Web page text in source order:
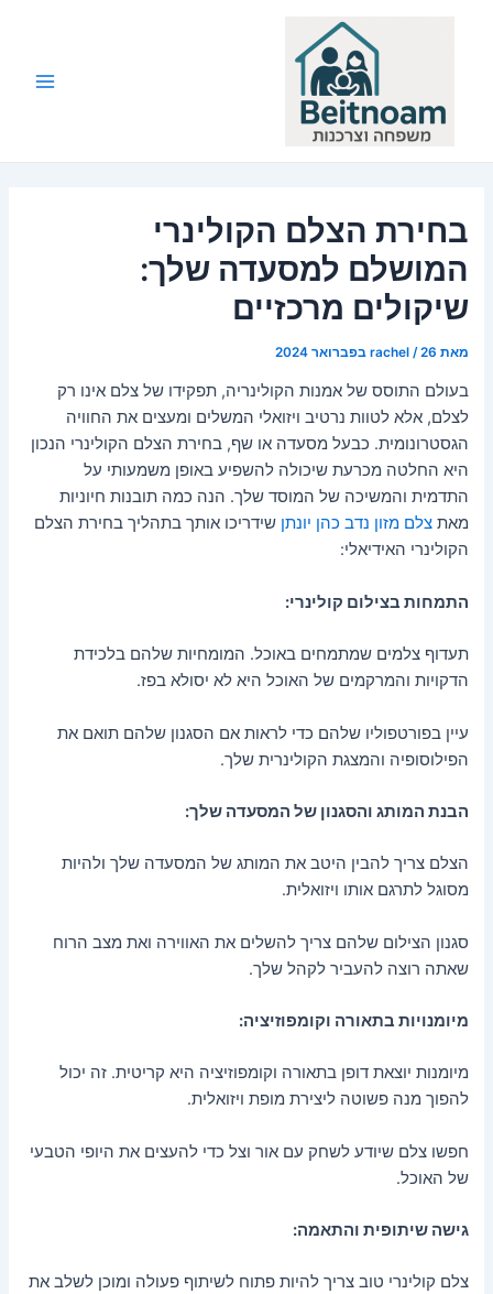
בחירת הצלם הקולינרי
המושלם למסעדה שלך:
שיקולים מרכזיים
מאת rachel /26 בפברואר 2024
בעולם התוסס של אמנות הקולינריה, תפקידו של צלם אינו רק
לצלם, אלא לטוות נרטיב ויזואלי המשלים ומעצים את החוויה
הגסטרונומית. כבעל מסעדה או שף, בחירת הצלם הקולינרי הנכון
היא החלטה מכרעת שיכולה להשפיע באופן משמעותי על
התדמית והמשיכה של המוסד שלך. הנה כמה תובנות חיוניות
מאתצלם מזון נדב כהן יונתן שידריכו אותך בתהליך בחירת הצלם
הקולינרי האידיאלי:
התמחות בצילום קולינרי:
תעדוף צלמים שמתמחים באוכל. המומחיות שלהם בלכידת
הדקויות והמרקמים של האוכל היא לא יסולא בפז.
עיין בפורטפוליו שלהם כדי לראות אם הסגנון שלהם תואם את
הפילוסופיה והמצגת הקולינרית שלך.
הבנת המותג והסגנון של המסעדה שלך:
הצלם צריך להבין היטב את המותג של המסעדה שלך ולהיות
מסוגל לתרגם אותו ויזואלית.
סגנון הצילום שלהם צריך להשלים את האווירה ואת מצב הרוח
שאתה רוצה להעביר לקהל שלך.
מיומנויות בתאורה וקומפוזיציה:
מיומנות יוצאת דופן בתאורה וקומפוזיציה היא קריטית. זה יכול
להפוך מנה פשוטה ליצירת מופת ויזואלית.
חפשו צלם שיודע לשחק עם אור וצל כדי להעצים את היופי הטבעי
של האוכל.
גישה שיתופית והתאמה:
צלם קולינרי טוב צריך להיות פתוח לשיתוף פעולה ומוכן לשלב את